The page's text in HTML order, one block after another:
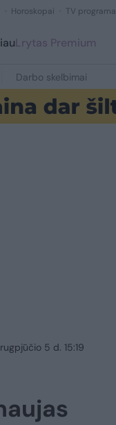
Horoskopai TV programa
Lrytas Premium
Darbo skelbimai
5 d. 15:19